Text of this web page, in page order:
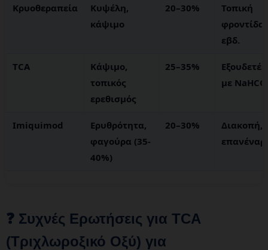
Κρυοθεραπεία
Κυψέλη,
κάψιμο
20–30%
Τοπική
φροντίδα
εβδ.
TCA
Κάψιμο,
τοπικός
ερεθισμός
25–35%
με
Imiquimod
Ερυθρότητα,
φαγούρα (35-
40%)
20–30%
Διακοπή,
❓ Συχνές Ερωτήσεις για TCA
(Τριχλωροξικό Οξύ) για